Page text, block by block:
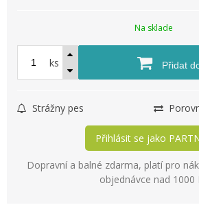
Na sklade
ks Přidat
Strážny pes
Přihlásit se jako
Dopravní a balné zdarma, platí pro
objednávce nad 1000